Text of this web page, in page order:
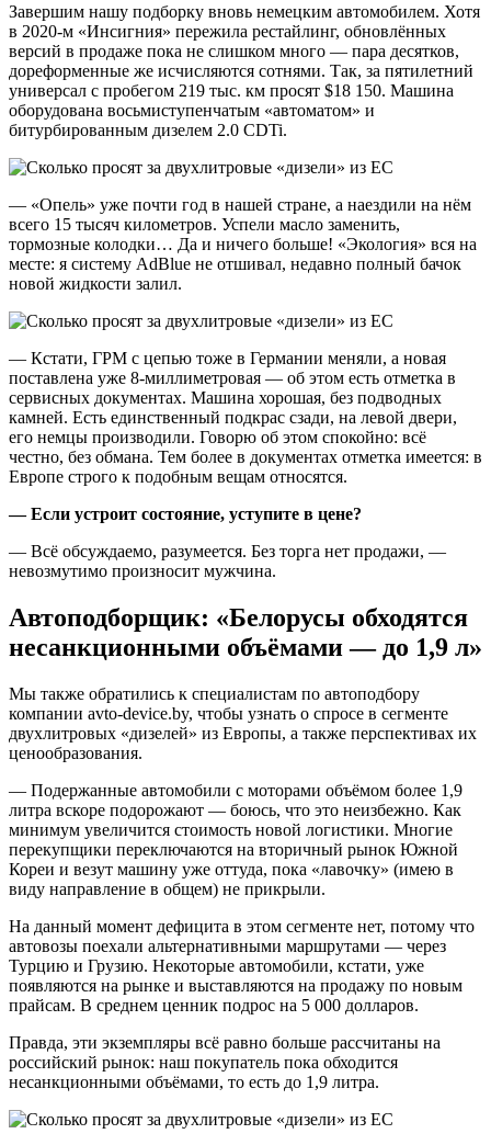
Завершим нашу подборку вновь немецким автомобилем. Хотя
в 2020-м «Инсигния» пережила рестайлинг, обновлённых
версий в продаже пока не слишком много — пара десятков,
дореформенные же исчисляются сотнями. Так, за пятилетний
универсал с пробегом 219 тыс. км просят $18 150. Машина
оборудована восьмиступенчатым «автоматом» и
битурбированным дизелем 2.0 CDTi.
— «Опель» уже почти год в нашей стране, а наездили на нём
всего 15 тысяч километров. Успели масло заменить,
тормозные колодки… Да и ничего больше! «Экология» вся на
месте: я систему AdBlue не отшивал, недавно полный бачок
новой жидкости залил.
— Кстати, ГРМ с цепью тоже в Германии меняли, а новая
поставлена уже 8-миллиметровая — об этом есть отметка в
сервисных документах. Машина хорошая, без подводных
камней. Есть единственный подкрас сзади, на левой двери,
его немцы производили. Говорю об этом спокойно: всё
честно, без обмана. Тем более в документах отметка имеется: в
Европе строго к подобным вещам относятся.
— Если устроит состояние, уступите в цене?
— Всё обсуждаемо, разумеется. Без торга нет продажи, —
невозмутимо произносит мужчина.
Автоподборщик: «Белорусы обходятся
несанкционными объёмами — до 1,9 л»
Мы также обратились к специалистам по автоподбору
компании avto-device.by, чтобы узнать о спросе в сегменте
двухлитровых «дизелей» из Европы, а также перспективах их
ценообразования.
— Подержанные автомобили с моторами объёмом более 1,9
литра вскоре подорожают — боюсь, что это неизбежно. Как
минимум увеличится стоимость новой логистики. Многие
перекупщики переключаются на вторичный рынок Южной
Кореи и везут машину уже оттуда, пока «лавочку» (имею в
виду направление в общем) не прикрыли.
На данный момент дефицита в этом сегменте нет, потому что
автовозы поехали альтернативными маршрутами — через
Турцию и Грузию. Некоторые автомобили, кстати, уже
появляются на рынке и выставляются на продажу по новым
прайсам. В среднем ценник подрос на 5 000 долларов.
Правда, эти экземпляры всё равно больше рассчитаны на
российский рынок: наш покупатель пока обходится
несанкционными объёмами, то есть до 1,9 литра.